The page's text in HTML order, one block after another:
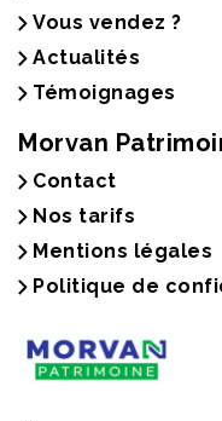
Vous vendez ?
Actualités
Témoignages
Morvan
Contact
Nos tarifs
Mentions légales
Politique de